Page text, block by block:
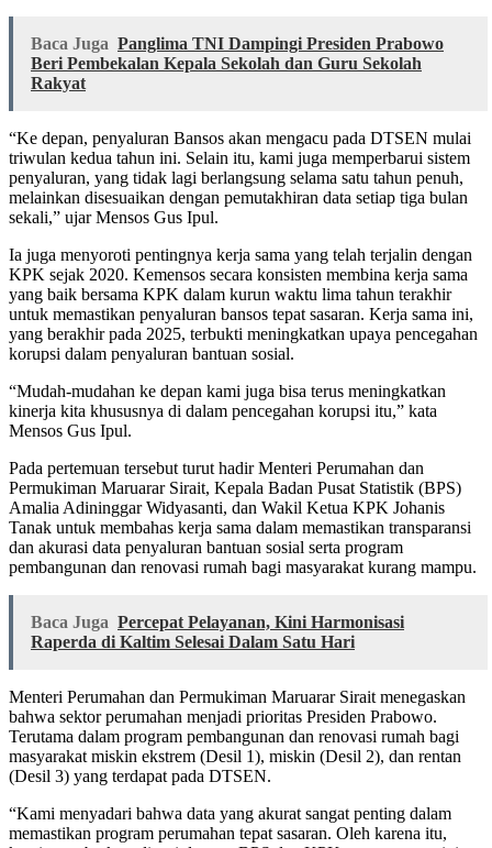
Baca Juga Panglima TNI Dampingi Presiden Prabowo
Beri Pembekalan Kepala Sekolah dan Guru Sekolah
Rakyat
“Ke depan, penyaluran Bansos akan mengacu pada DTSEN mulai
triwulan kedua tahun ini. Selain itu, kami juga memperbarui sistem
penyaluran, yang tidak lagi berlangsung selama satu tahun penuh,
melainkan disesuaikan dengan pemutakhiran data setiap tiga bulan
sekali,” ujar Mensos Gus Ipul.
Ia juga menyoroti pentingnya kerja sama yang telah terjalin dengan
KPK sejak 2020. Kemensos secara konsisten membina kerja sama
yang baik bersama KPK dalam kurun waktu lima tahun terakhir
untuk memastikan penyaluran bansos tepat sasaran. Kerja sama ini,
yang berakhir pada 2025, terbukti meningkatkan upaya pencegahan
korupsi dalam penyaluran bantuan sosial.
“Mudah-mudahan ke depan kami juga bisa terus meningkatkan
kinerja kita khususnya di dalam pencegahan korupsi itu,” kata
Mensos Gus Ipul.
Pada pertemuan tersebut turut hadir Menteri Perumahan dan
Permukiman Maruarar Sirait, Kepala Badan Pusat Statistik (BPS)
Amalia Adininggar Widyasanti, dan Wakil Ketua KPK Johanis
Tanak untuk membahas kerja sama dalam memastikan transparansi
dan akurasi data penyaluran bantuan sosial serta program
pembangunan dan renovasi rumah bagi masyarakat kurang mampu.
Baca Juga Percepat Pelayanan, Kini Harmonisasi
Raperda di Kaltim Selesai Dalam Satu Hari
Menteri Perumahan dan Permukiman Maruarar Sirait menegaskan
bahwa sektor perumahan menjadi prioritas Presiden Prabowo.
Terutama dalam program pembangunan dan renovasi rumah bagi
masyarakat miskin ekstrem (Desil 1), miskin (Desil 2), dan rentan
(Desil 3) yang terdapat pada DTSEN.
“Kami menyadari bahwa data yang akurat sangat penting dalam
memastikan program perumahan tepat sasaran. Oleh karena itu,